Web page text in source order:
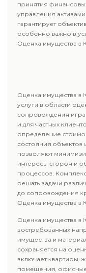
принятия
управления
гарантирует
особенно важно в
Оценка имущества в
Оценка имущества в
услуги в области
сопровождения
и для частных
определение
состояния объектов
позволяют
интересы сторон и
процессов.
решать задачи
до сопровождения
Оценка имущества в
Оценка имущества в
востребованных
имущества и
сохраняется на
включает квартиры,
помещения, офисные